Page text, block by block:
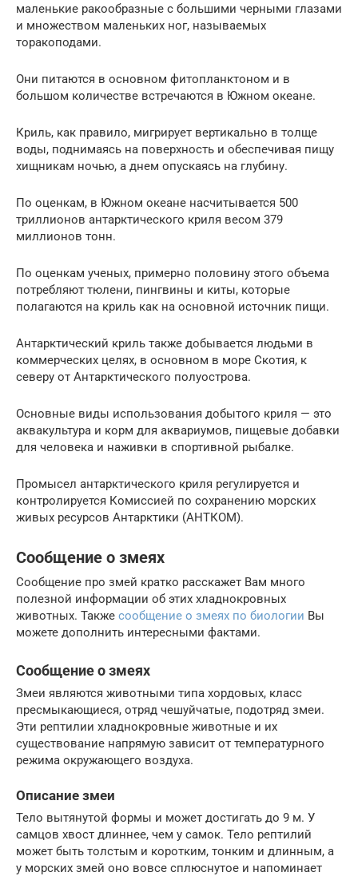
маленькие ракообразные с большими черными глазами
и множеством маленьких ног, называемых
торакоподами.
Они питаются в основном фитопланктоном и в
большом количестве встречаются в Южном океане.
Криль, как правило, мигрирует вертикально в толще
воды, поднимаясь на поверхность и обеспечивая пищу
хищникам ночью, а днем опускаясь на глубину.
По оценкам, в Южном океане насчитывается 500
триллионов антарктического криля весом 379
миллионов тонн.
По оценкам ученых, примерно половину этого объема
потребляют тюлени, пингвины и киты, которые
полагаются на криль как на основной источник пищи.
Антарктический криль также добывается людьми в
коммерческих целях, в основном в море Скотия, к
северу от Антарктического полуострова.
Основные виды использования добытого криля — это
аквакультура и корм для аквариумов, пищевые добавки
для человека и наживки в спортивной рыбалке.
Промысел антарктического криля регулируется и
контролируется Комиссией по сохранению морских
живых ресурсов Антарктики (АНТКОМ).
Сообщение о змеях
Сообщение про змей кратко расскажет Вам много
полезной информации об этих хладнокровных
животных. Также сообщение о змеях по биологии Вы
можете дополнить интересными фактами.
Сообщение о змеях
Змеи являются животными типа хордовых, класс
пресмыкающиеся, отряд чешуйчатые, подотряд змеи.
Эти рептилии хладнокровные животные и их
существование напрямую зависит от температурного
режима окружающего воздуха.
Описание змеи
Тело вытянутой формы и может достигать до 9 м. У
самцов хвост длиннее, чем у самок. Тело рептилий
может быть толстым и коротким, тонким и длинным, а
у морских змей оно вовсе сплюснутое и напоминает